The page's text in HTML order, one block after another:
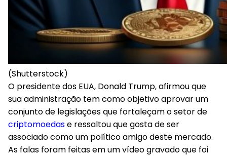
(Shutterstock)
O presidente dos EUA, Donald Trump, afirmou que
sua administração tem como objetivo aprovar um
conjunto de legislações que fortaleçam o setor de
criptomoedase ressaltou que gosta de ser
associado como um político amigo deste mercado.
As falas foram feitas em um vídeo gravado que foi